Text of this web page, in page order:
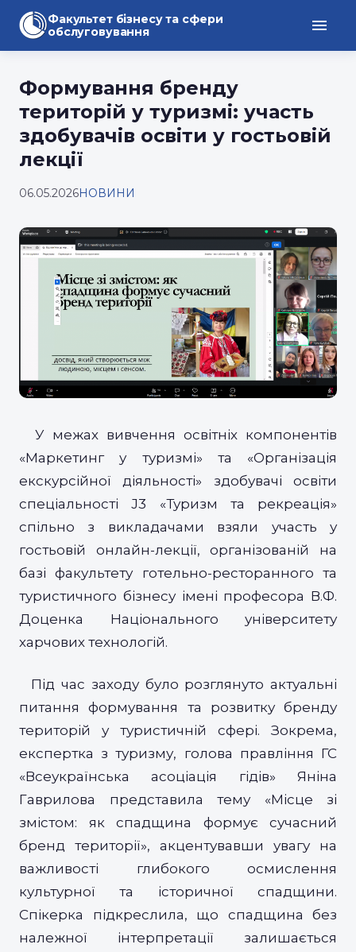
Факультет бізнесу та сфери
обслуговування
Формування бренду
територій у туризмі: участь
здобувачів освіти у гостьовій
лекції
06.05.2026НОВИНИ
У межах вивчення освітніх компонентів
«Маркетинг у туризмі» та «Організація
екскурсійної діяльності» здобувачі освіти
спеціальності J3 «Туризм та рекреація»
спільно з викладачами взяли участь у
гостьовій онлайн-лекції, організованій на
базі факультету готельно-ресторанного та
туристичного бізнесу імені професора В.Ф.
Доценка Національного університету
харчових технологій.
Під час заходу було розглянуто актуальні
питання формування та розвитку бренду
територій у туристичній сфері. Зокрема,
експертка з туризму, голова правління ГС
«Всеукраїнська асоціація гідів» Яніна
Гаврилова представила тему «Місце зі
змістом: як спадщина формує сучасний
бренд території», акцентувавши увагу на
важливості глибокого осмислення
культурної та історичної спадщини.
Спікерка підкреслила, що спадщина без
належної інтерпретації залишається